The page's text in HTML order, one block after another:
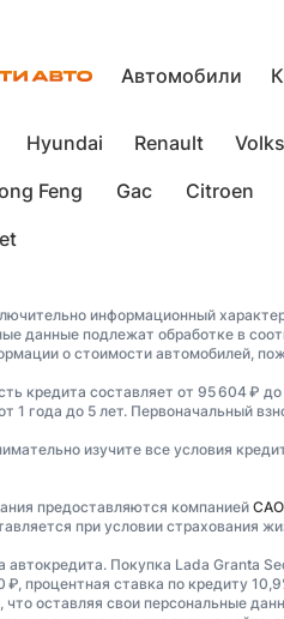
Автомобили
Hyundai Renault
Feng Gac Citroen
информационный
данные подлежат обработке в
о стоимости автомобилей,
кредита составляет от 95 604 ₽
1 года до 5 лет. Первоначальный
изучите все условия
предоставляются компанией САО
при условии страхования
автокредита. Покупка Lada Granta
₽, процентная ставка по кредиту
оставляя свои персональные